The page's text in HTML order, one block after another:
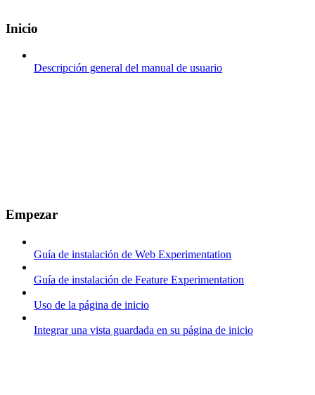
Inicio
Descripción general del manual de usuario
Empezar
Guía de instalación de Web Experimentation
Guía de instalación de Feature Experimentation
Uso de la página de inicio
Integrar una vista guardada en su página de inicio